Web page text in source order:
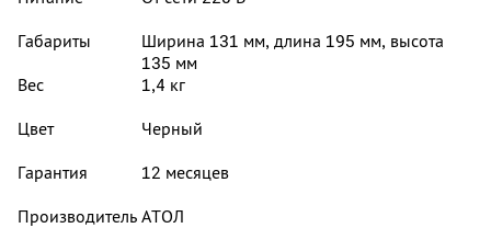
Габариты
Ширина 131 мм, длина 195 мм, высота
135 мм
Вес
1,4 кг
Цвет
Черный
Гарантия
12 месяцев
Производитель АТОЛ